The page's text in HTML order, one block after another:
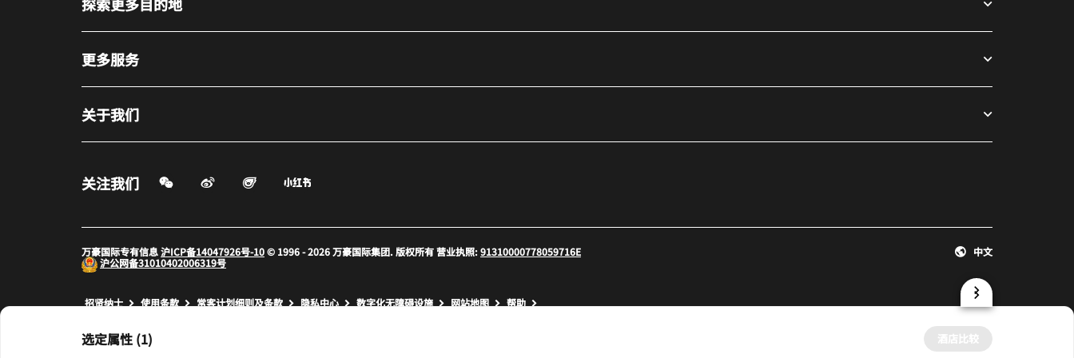
选定属性 (1) 酒店比较
更多服务
关于我们
关注我们 微信扫一扫
打开新窗口打开新窗口打开新窗口
万豪国际专有信息沪ICP备14047926号-10© 1996 - 2026 万豪国际集团. 版权所有 营业执照:91310000778059716E
沪公网备31010402006319号
中文
招贤纳士 打开新窗口
使用条款 打开新窗口
常客计划细则及条款 打开新窗口
隐私中心 数字化无障碍设施 网站地图 帮助
prod17,07925C98-4908-5F78-9DD7-0097926F546D,NA